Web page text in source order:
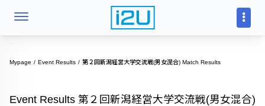
Mypage Event Results 第２回新潟経営大学交流戦(男女混合) Match Results
Event Results 第２回新潟経営大学交流戦(男女混合)